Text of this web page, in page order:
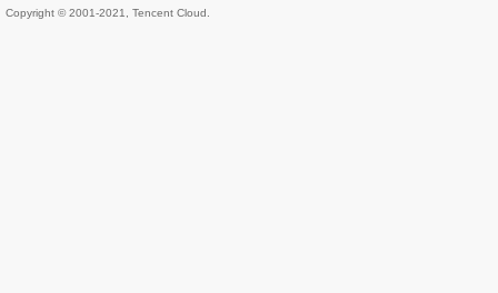
Copyright © 2001-2021, Tencent Cloud.